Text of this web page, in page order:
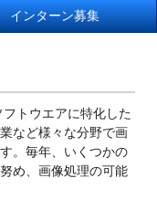
インターン募集
トウエアに特化した
など様々な分野で画
。毎年、いくつかの
め、画像処理の可能